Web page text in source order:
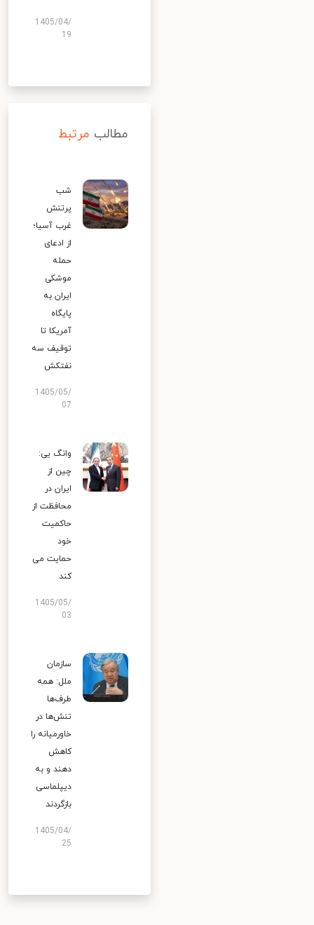
1405/04/
19
مطالب مرتبط
شب
پرتنش
غرب آسیا؛
از ادعای
حمله
موشکی
ایران به
پایگاه
آمریکا تا
توقیف سه
نفتکش
1405/05/
07
وانگ یی:
چین از
ایران در
محافظت از
حاکمیت
خود
حمایت می
کند
1405/05/
03
سازمان
ملل: همه
طرف‌ها
تنش‌ها در
خاورمیانه را
کاهش
دهند و به
دیپلماسی
بازگردند
1405/04/
25